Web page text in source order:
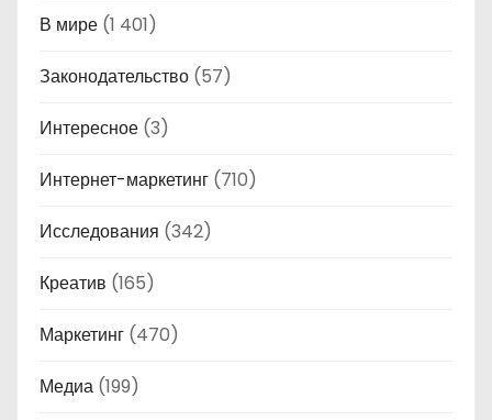
В мире (1 401)
Законодательство (57)
Интересное (3)
Интернет-маркетинг (710)
Исследования (342)
Креатив (165)
Маркетинг (470)
Медиа (199)